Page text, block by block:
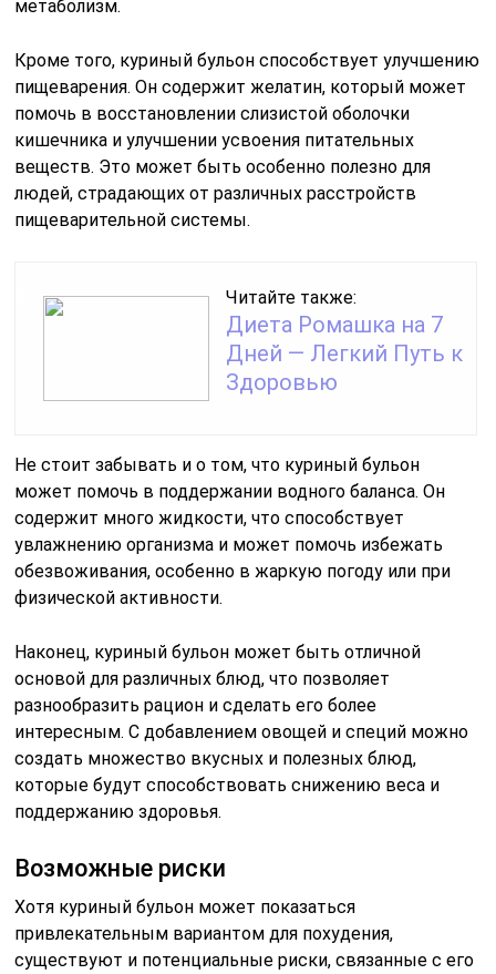
метаболизм.
Кроме того, куриный бульон способствует улучшению
пищеварения. Он содержит желатин, который может
помочь в восстановлении слизистой оболочки
кишечника и улучшении усвоения питательных
веществ. Это может быть особенно полезно для
людей, страдающих от различных расстройств
пищеварительной системы.
Читайте также:
Диета Ромашка на 7
Дней — Легкий Путь к
Здоровью
Не стоит забывать и о том, что куриный бульон
может помочь в поддержании водного баланса. Он
содержит много жидкости, что способствует
увлажнению организма и может помочь избежать
обезвоживания, особенно в жаркую погоду или при
физической активности.
Наконец, куриный бульон может быть отличной
основой для различных блюд, что позволяет
разнообразить рацион и сделать его более
интересным. С добавлением овощей и специй можно
создать множество вкусных и полезных блюд,
которые будут способствовать снижению веса и
поддержанию здоровья.
Возможные риски
Хотя куриный бульон может показаться
привлекательным вариантом для похудения,
существуют и потенциальные риски, связанные с его